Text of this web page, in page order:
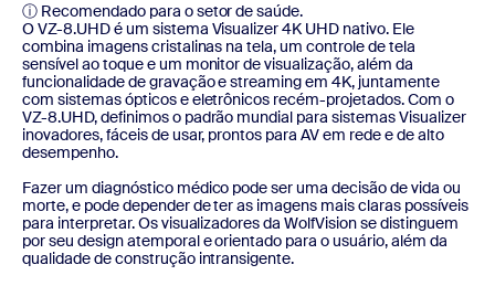
ⓘ Recomendado para o setor de saúde.
O VZ-8.UHD é um sistema Visualizer 4K UHD nativo. Ele
combina imagens cristalinas na tela, um controle de tela
sensível ao toque e um monitor de visualização, além da
funcionalidade de gravação e streaming em 4K, juntamente
com sistemas ópticos e eletrônicos recém-projetados. Com o
VZ-8.UHD, definimos o padrão mundial para sistemas Visualizer
inovadores, fáceis de usar, prontos para AV em rede e de alto
desempenho.
Fazer um diagnóstico médico pode ser uma decisão de vida ou
morte, e pode depender de ter as imagens mais claras possíveis
para interpretar. Os visualizadores da WolfVision se distinguem
por seu design atemporal e orientado para o usuário, além da
qualidade de construção intransigente.